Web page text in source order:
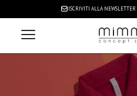
ISCRIVITI ALLA NEWSLETTER